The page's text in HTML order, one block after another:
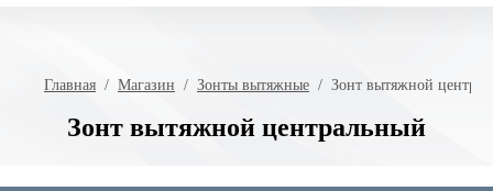
Главная
  /
Магазин
  /
Зонты вытяжные
/  Зонт вытяжной
Зонт вытяжной центральный